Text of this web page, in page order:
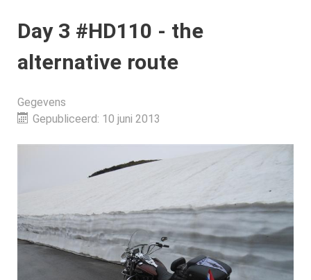
Day 3 #HD110 - the
alternative route
Gegevens
Gepubliceerd: 10 juni 2013